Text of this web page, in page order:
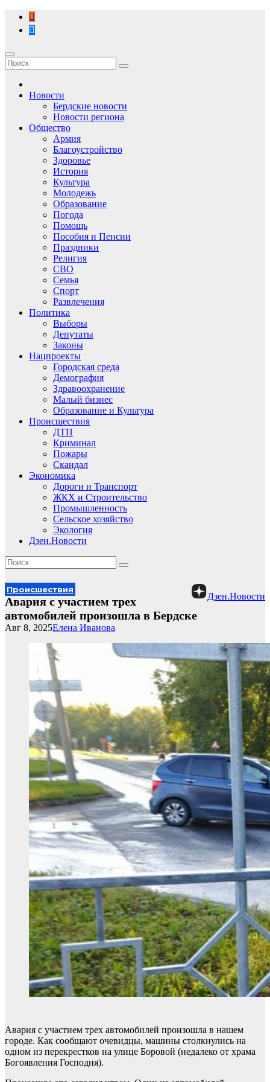
Перейти
содержимому
Новости
Бердские новости
Новости региона
Общество
Армия
Благоустройство
Здоровье
История
Культура
Молодежь
Образование
Погода
Помощь
Пособия и Пенсии
Праздники
Религия
СВО
Семья
Спорт
Развлечения
Политика
Выборы
Депутаты
Законы
Нацпроекты
Городская среда
Демография
Здравоохранение
Малый бизнес
Образование и Культура
Происшествия
ДТП
Криминал
Пожары
Скандал
Экономика
Дороги и Транспорт
ЖКХ и Строительство
Промышленность
Сельское хозяйство
Экология
Дзен.Новости
Дзен.Новости
Происшествия
Авария с участием трех
автомобилей произошла в Бердске
Елена Иванова
Авг 8, 2025
Авария с участием трех автомобилей произошла в нашем
городе. Как сообщают очевидцы, машины столкнулись на
одном из перекрестков на улице Боровой (недалеко от храма
Богоявления Господня).